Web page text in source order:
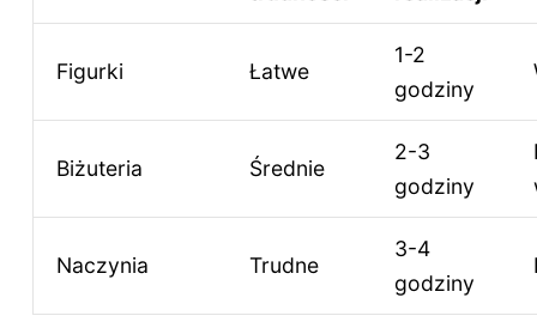
Figurki Łatwe
1-2
godziny
Biżuteria Średnie
2-3
godziny
Naczynia Trudne
3-4
godziny